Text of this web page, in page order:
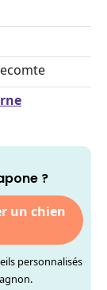
?
un chien
personnalisés